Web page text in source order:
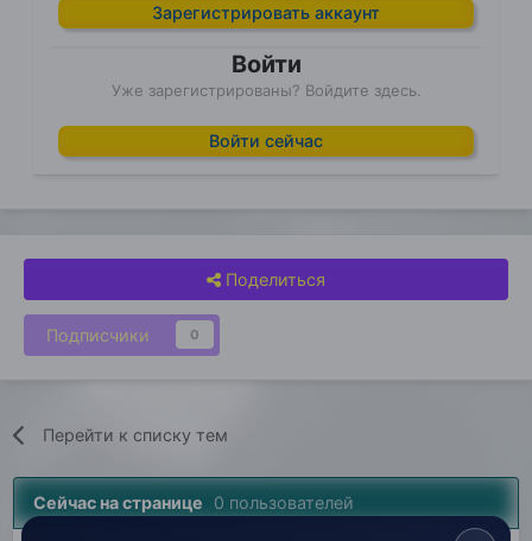
Зарегистрировать аккаунт
Войти
Уже зарегистрированы? Войдите здесь.
Войти сейчас
Поделиться
Подписчики 0
Перейти к списку тем
Сейчас на странице 0 пользователей